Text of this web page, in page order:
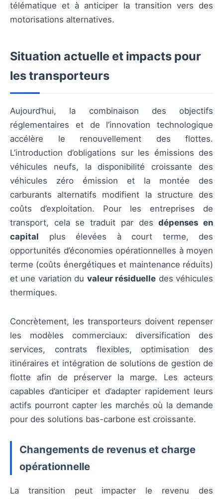
télématique et à anticiper la transition vers des
motorisations alternatives.
Situation actuelle et impacts pour
les transporteurs
Aujourd’hui, la combinaison des objectifs
réglementaires et de l’innovation technologique
accélère le renouvellement des flottes.
L’introduction d’obligations sur les émissions des
véhicules neufs, la disponibilité croissante des
véhicules zéro émission et la montée des
carburants alternatifs modifient la structure des
coûts d’exploitation. Pour les entreprises de
transport, cela se traduit par desdépenses en
capital plus élevées à court terme, des
opportunités d’économies opérationnelles à moyen
terme (coûts énergétiques et maintenance réduits)
et une variation du valeur résiduelle des véhicules
thermiques.
Concrètement, les transporteurs doivent repenser
les modèles commerciaux: diversification des
services, contrats flexibles, optimisation des
itinéraires et intégration de solutions de gestion de
flotte afin de préserver la marge. Les acteurs
capables d’anticiper et d’adapter rapidement leurs
actifs pourront capter les marchés où la demande
pour des solutions bas-carbone est croissante.
Changements de revenus et charge
opérationnelle
La transition peut impacter le revenu des